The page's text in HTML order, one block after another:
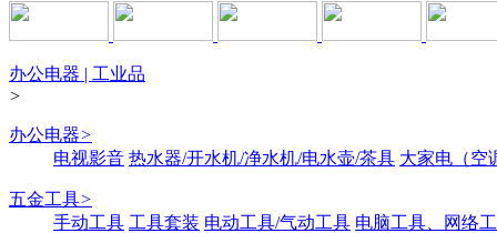
办公电器 | 工业品
>
办公电器>
电视影音 热水器/开水机/净水机/电水壶/茶具 大家电（空
五金工具>
手动工具 工具套装 电动工具/气动工具 电脑工具、网络